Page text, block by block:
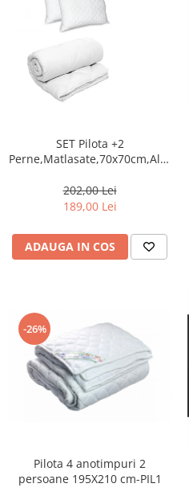
SET Pilota +2
Perne,Matlasate,70x70cm,Alb-
202,00 Lei
189,00 Lei
ADAUGA IN COS
-26%
Pilota 4 anotimpuri 2
persoane 195X210 cm-PIL1